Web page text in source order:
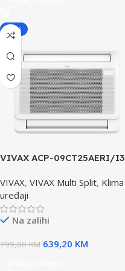
-20%
VIVAX ACP-09CT25AERI/I3
Jedinica
VIVAX, VIVAX Multi Split, Klima
uređaji
Na zalihi
799,00KM 639,20 KM